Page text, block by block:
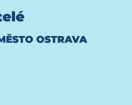
OSTRAVA